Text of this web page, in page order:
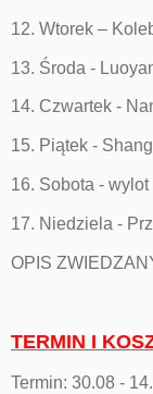
12. Wtorek –
13. Środa -
14. Czwartek -
15. Piątek -
16. Sobota -
17. Niedziela -
OPIS
TERMIN I
Termin: 30.08 -